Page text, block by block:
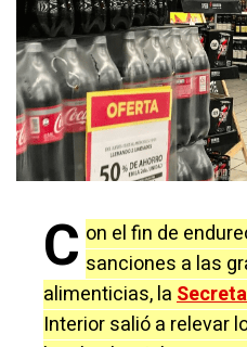
C on el fin de
sanciones a las
alimenticias, la
Interior salió a relevar